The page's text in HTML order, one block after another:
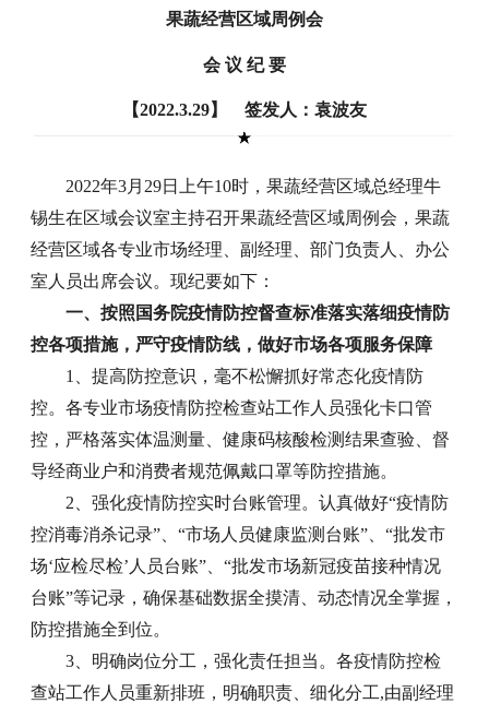
果蔬经营区域周例会
会 议 纪 要
【2022.3.29】 签发人：袁波友
2022年3月29日上午10时，果蔬经营区域总经理牛
锡生在区域会议室主持召开果蔬经营区域周例会，果蔬
经营区域各专业市场经理、副经理、部门负责人、办公
室人员出席会议。现纪要如下：
一、按照国务院疫情防控督查标准落实落细疫情防
控各项措施，严守疫情防线，做好市场各项服务保障
1、提高防控意识，毫不松懈抓好常态化疫情防
控。各专业市场疫情防控检查站工作人员强化卡口管
控，严格落实体温测量、健康码核酸检测结果查验、督
导经商业户和消费者规范佩戴口罩等防控措施。
2、强化疫情防控实时台账管理。认真做好“疫情防
控消毒消杀记录”、“市场人员健康监测台账”、“批发市
场‘应检尽检’人员台账”、“批发市场新冠疫苗接种情况
台账”等记录，确保基础数据全摸清、动态情况全掌握，
防控措施全到位。
3、明确岗位分工，强化责任担当。各疫情防控检
查站工作人员重新排班，明确职责、细化分工,由副经理